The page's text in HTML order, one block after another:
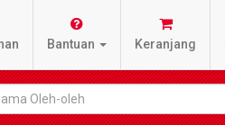
Bantuan Keranjang